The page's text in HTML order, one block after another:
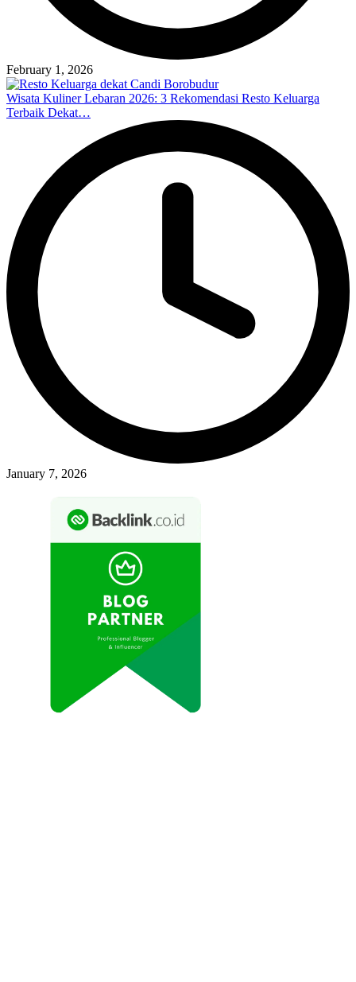
February 1, 2026
Wisata Kuliner Lebaran 2026: 3 Rekomendasi Resto Keluarga
Terbaik Dekat…
January 7, 2026